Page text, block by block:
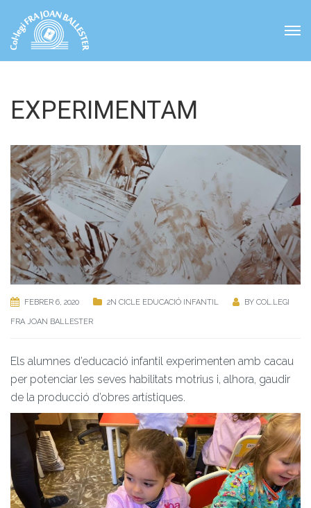
EXPERIMENTAM
FEBRER 6, 2020 2N CICLE EDUCACIÓ INFANTIL BY COL.LEGI
FRA JOAN BALLESTER
Els alumnes d’educació infantil experimenten amb cacau
per potenciar les seves habilitats motrius i, alhora, gaudir
de la producció d’obres artístiques.